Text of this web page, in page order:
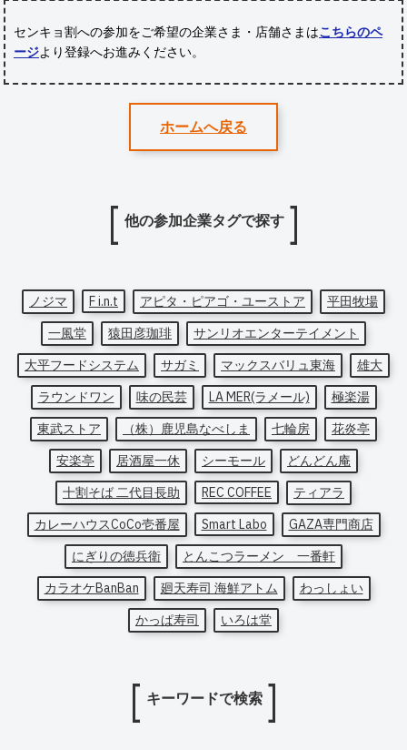
センキョ割への参加をご希望の企業さま・店舗さまはこちらのペ
ージより登録へお進みください。
ホームへ戻る
他の参加企業タグで探す
ノジマ F i.n.t アピタ・ピアゴ・ユーストア
平田牧場
一風堂
猿田彦珈琲
サンリオエンターテイメント
大平フードシステム
サガミ マックスバリュ東海
雄大
ラウンドワン
味の民芸 LA MER(ラメール)
極楽湯
東武ストア
（株）鹿児島なべしま 七輪房
花炎亭
安楽亭
居酒屋一休 シーモール
どんどん庵
十割そば 二代目長助
REC COFFEE
ティアラ
カレーハウスCoCo壱番屋
Smart Labo
GAZA専門商店
にぎりの徳兵衛
とんこつラーメン 一番軒
カラオケBanBan
廻天寿司 海鮮アトム
わっしょい
かっぱ寿司
いろは堂
キーワードで検索